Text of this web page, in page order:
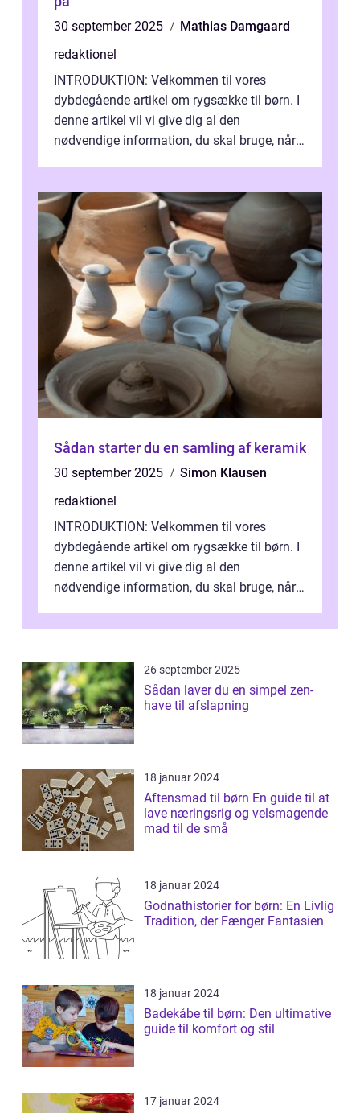
30 september 2025
Mathias Damgaard
redaktionel
INTRODUKTION: Velkommen til vores
dybdegående artikel om rygsække til børn. I
denne artikel vil vi give dig al den
nødvendige information, du skal bruge, når
Sådan starter du en samling af keramik
30 september 2025
Simon Klausen
redaktionel
INTRODUKTION: Velkommen til vores
dybdegående artikel om rygsække til børn. I
denne artikel vil vi give dig al den
nødvendige information, du skal bruge, når
26 september 2025
Sådan laver du en simpel zen-
have til afslapning
18 januar 2024
Aftensmad til børn En guide til at
lave næringsrig og velsmagende
mad til de små
18 januar 2024
Godnathistorier for børn: En Livlig
Tradition, der Fænger Fantasien
18 januar 2024
Badekåbe til børn: Den ultimative
guide til komfort og stil
17 januar 2024